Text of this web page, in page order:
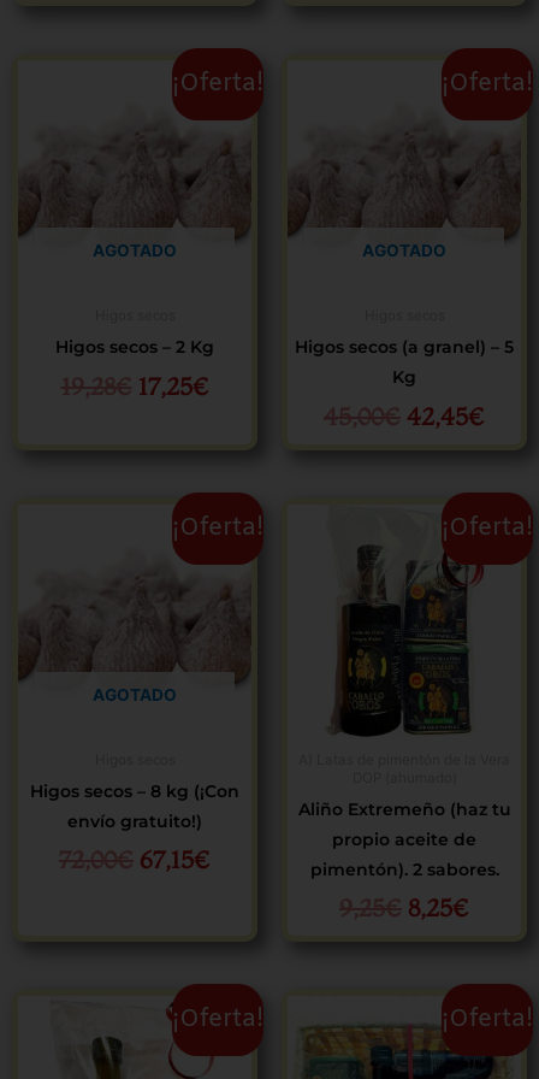
¡Oferta!
AGOTADO
Higos secos – 2 Kg
19,28€
precio
original
era:
19,28€.
17,25€
El
precio
actual
17,25€.
¡Oferta!
AGOTADO
Higos secos (a granel) – 5
Kg
45,00€
precio
original
era:
45,00€.
42,45€
El
¡Oferta!
AGOTADO
Higos secos – 8 kg (¡Con
envío gratuito!)
72,00€
precio
original
era:
72,00€.
67,15€
El
precio
actual
67,15€.
¡Oferta!
Aliño Extremeño (haz tu
propio aceite de
pimentón). 2 sabores.
9,25€
precio
original
era:
9,25€.
8,25€
El
precio
actual
8,25€.
¡Oferta!
precio
original
El
precio
actual
¡Oferta!
precio
original
El